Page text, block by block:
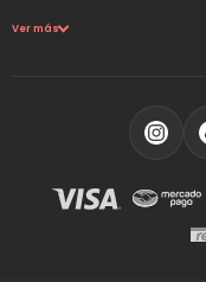
Ver más